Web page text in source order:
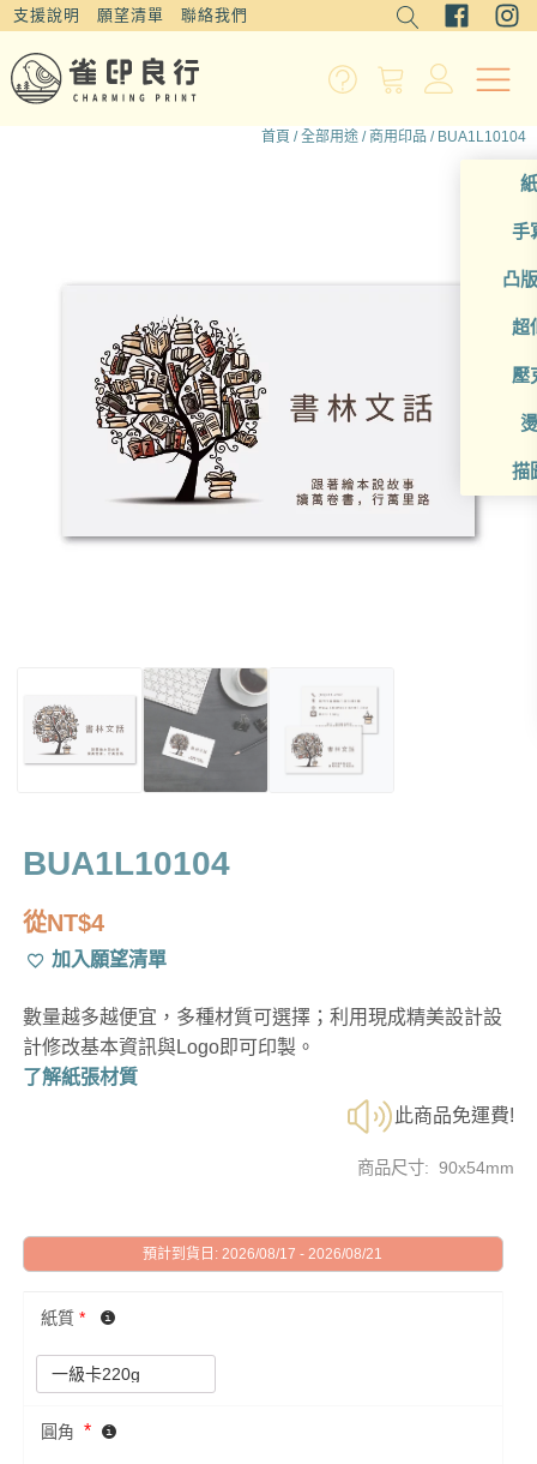
支援說明 願望清單 聯絡我們
手
凸
超
壓
描
首頁 /全部用途 / 商用印品 / BUA1L10104
BUA1L10104
從NT$4
加入願望清單
數量越多越便宜，多種材質可選擇；利用現成精美設計設
計修改基本資訊與Logo即可印製。
了解紙張材質
此商品免運費!
商品尺寸: 90x54mm
預計到貨日: 2026/08/17 - 2026/08/21
紙質 *
圓角 *